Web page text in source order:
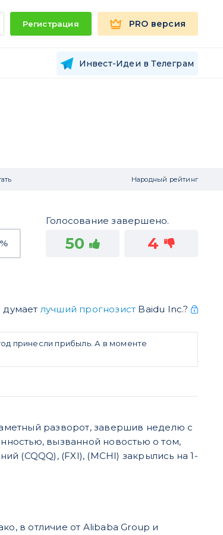
Регистрация PRO версия
Инвест-Идеи в Телеграм
Народный рейтинг
Голосование завершено.
50 4
думает лучший прогнозист Baidu Inc.?
принесли прибыль. А в моменте
разворот, завершив неделю с
вызванной новостью о том,
(CQQQ), (FXI), (MCHI) закрылись на 1-
в отличие от Alibaba Group и